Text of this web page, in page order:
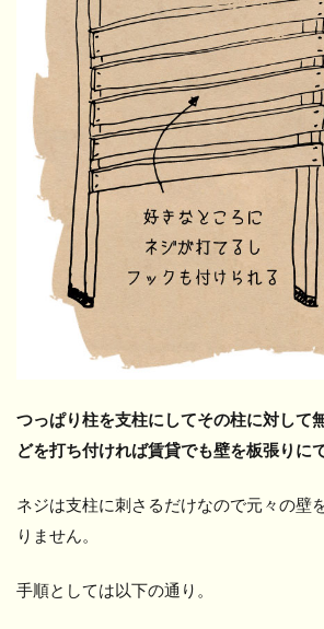
つっぱり柱を支柱にしてその柱に対して
どを打ち付ければ賃貸でも壁を板張りに
ネジは支柱に刺さるだけなので元々の壁
りません。
手順としては以下の通り。